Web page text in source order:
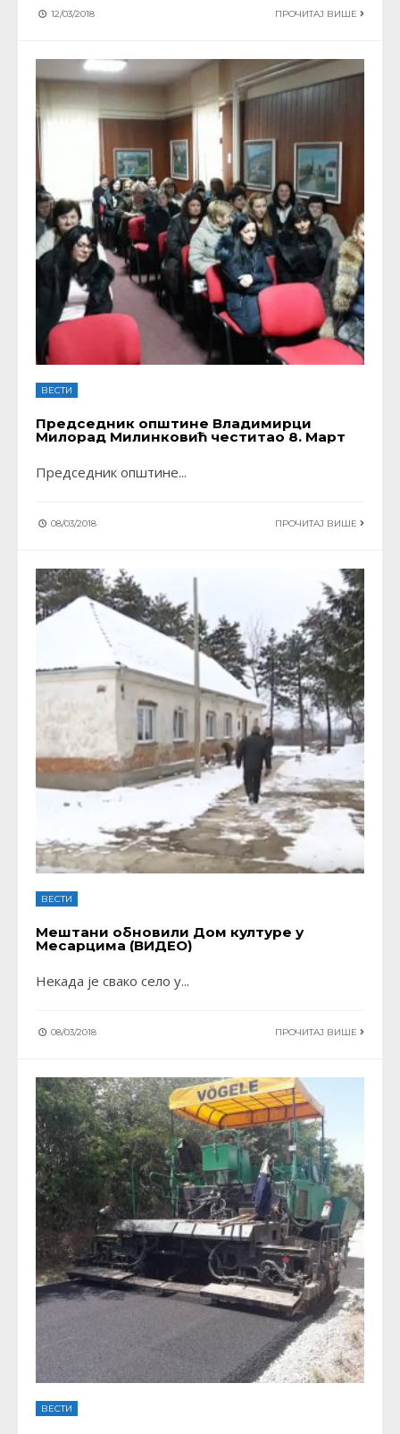
12/03/2018 ПРОЧИТАЈ ВИШЕ
ВЕСТИ
Председник општине Владимирци
Милорад Милинковић честитао 8. Март
Председник општине...
08/03/2018 ПРОЧИТАЈ ВИШЕ
ВЕСТИ
Мештани обновили Дом културе у
Месарцима (ВИДЕО)
Некада је свако село у...
08/03/2018 ПРОЧИТАЈ ВИШЕ
ВЕСТИ